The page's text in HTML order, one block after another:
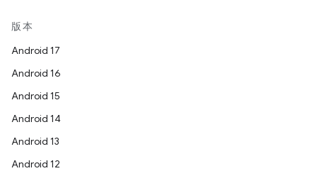
版本
Android 17
Android 16
Android 15
Android 14
Android 13
Android 12